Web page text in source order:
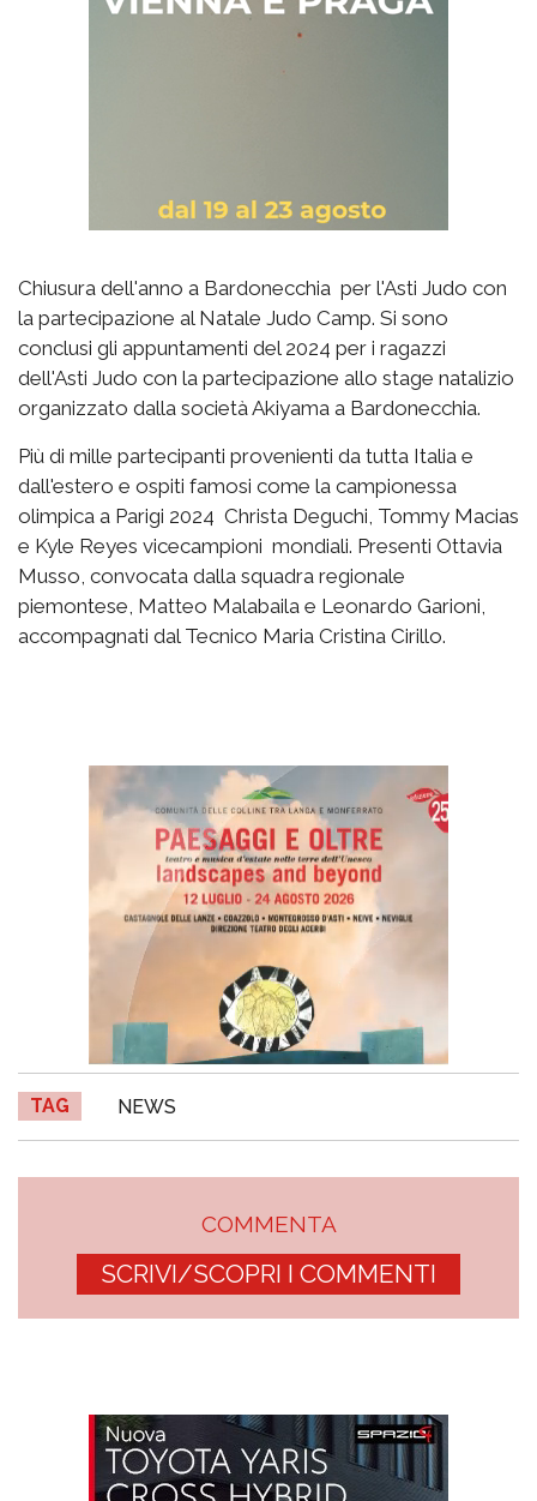
Chiusura dell'anno a Bardonecchia per l'Asti Judo con
la partecipazione al Natale Judo Camp. Si sono
conclusi gli appuntamenti del 2024 per i ragazzi
dell'Asti Judo con la partecipazione allo stage natalizio
organizzato dalla società Akiyama a Bardonecchia.
Più di mille partecipanti provenienti da tutta Italia e
dall'estero e ospiti famosi come la campionessa
olimpica a Parigi 2024 Christa Deguchi, Tommy Macias
e Kyle Reyes vicecampioni mondiali. Presenti Ottavia
Musso, convocata dalla squadra regionale
piemontese, Matteo Malabaila e Leonardo Garioni,
accompagnati dal Tecnico Maria Cristina Cirillo.
TAG NEWS
COMMENTA
SCRIVI/SCOPRI I COMMENTI